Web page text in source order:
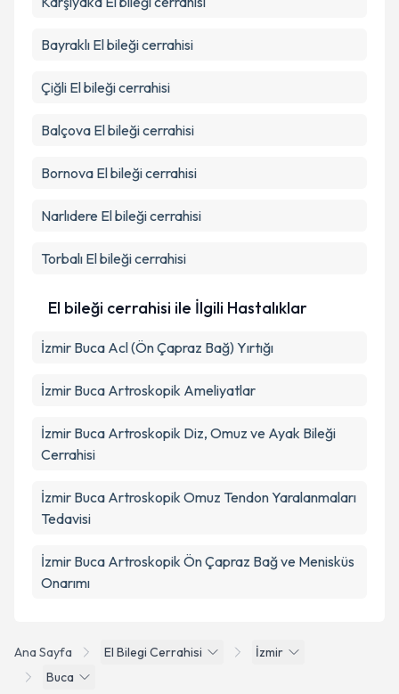
Ana Sayfa El Bilegi Cerrahisi
İzmir
Buca
Bayraklı El bileği cerrahisi
Çiğli El bileği cerrahisi
Balçova El bileği cerrahisi
Bornova El bileği cerrahisi
Narlıdere El bileği cerrahisi
Torbalı El bileği cerrahisi
El bileği cerrahisi ile İlgili Hastalıklar
İzmir Buca Acl (Ön Çapraz Bağ) Yırtığı
İzmir Buca Artroskopik Ameliyatlar
İzmir Buca Artroskopik Diz, Omuz ve Ayak Bileği
Cerrahisi
İzmir Buca Artroskopik Omuz Tendon Yaralanmaları
Tedavisi
İzmir Buca Artroskopik Ön Çapraz Bağ ve Menisküs
Onarımı